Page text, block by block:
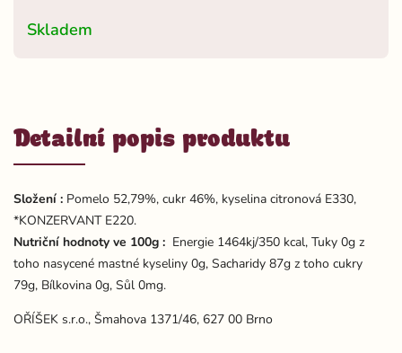
Skladem
Detailní popis produktu
Složení : Pomelo 52,79%, cukr 46%, kyselina citronová E330,
*KONZERVANT E220.
Nutriční hodnoty ve 100g : Energie 1464kj/350 kcal, Tuky 0g z
toho nasycené mastné kyseliny 0g, Sacharidy 87g z toho cukry
79g, Bílkovina 0g, Sůl 0mg.
OŘÍŠEK s.r.o., Šmahova 1371/46, 627 00 Brno